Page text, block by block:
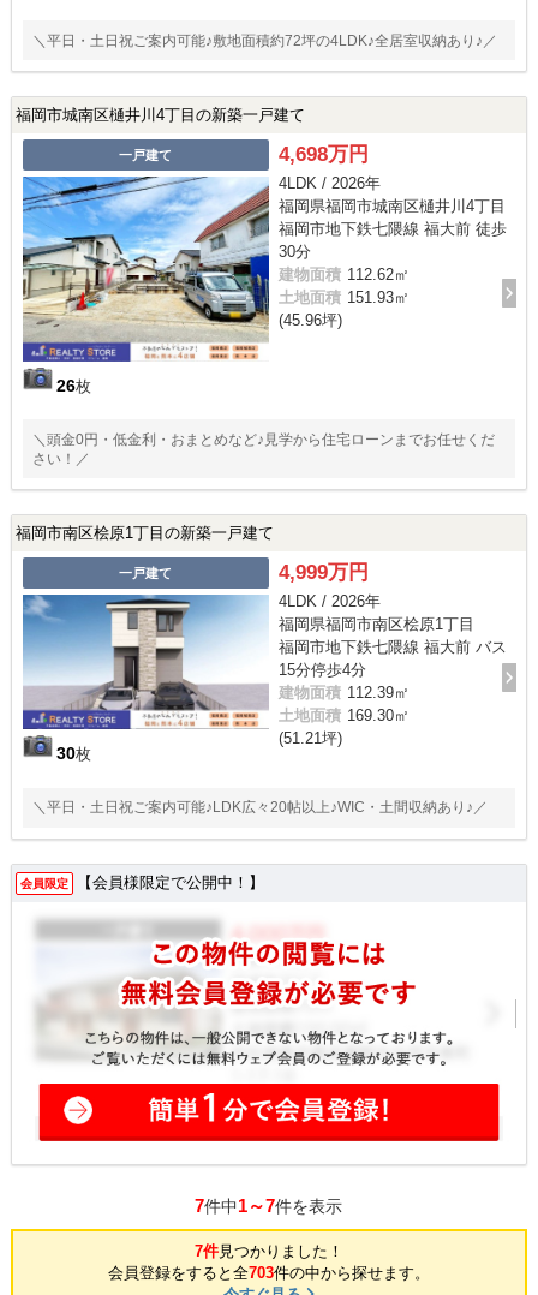
＼平日・土日祝ご案内可能♪敷地面積約72坪の4LDK♪全居室収納あり♪／
福岡市城南区樋井川4丁目の新築一戸建て
一戸建て
26枚
4,698万円
4LDK / 2026年
福岡県福岡市城南区樋井川4丁目
福岡市地下鉄七隈線 福大前 徒歩
30分
建物面積 112.62㎡
土地面積 151.93㎡
(45.96坪)
＼頭金0円・低金利・おまとめなど♪見学から住宅ローンまでお任せくだ
さい！／
福岡市南区桧原1丁目の新築一戸建て
一戸建て
30枚
4,999万円
4LDK / 2026年
福岡県福岡市南区桧原1丁目
福岡市地下鉄七隈線 福大前 バス
15分停歩4分
建物面積 112.39㎡
土地面積 169.30㎡
(51.21坪)
＼平日・土日祝ご案内可能♪LDK広々20帖以上♪WIC・土間収納あり♪／
会員限定 【会員様限定で公開中！】
7件中1～7件を表示
7件見つかりました！
会員登録をすると全703件の中から探せます。